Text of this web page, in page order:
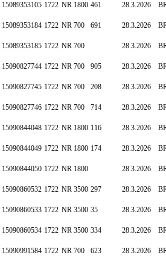
15089353105 1722 NR 1800 461 28.3.2026
15089353184 1722 NR 700 691 28.3.2026
15089353185 1722 NR 700 28.3.2026
15090827744 1722 NR 700 905 28.3.2026
15090827745 1722 NR 700 208 28.3.2026
15090827746 1722 NR 700 714 28.3.2026
15090844048 1722 NR 1800 116 28.3.2026
15090844049 1722 NR 1800 174 28.3.2026
15090844050 1722 NR 1800 28.3.2026
15090860532 1722 NR 3500 297 28.3.2026
15090860533 1722 NR 3500 35 28.3.2026
15090860534 1722 NR 3500 334 28.3.2026
15090991584 1722 NR 700 623 28.3.2026